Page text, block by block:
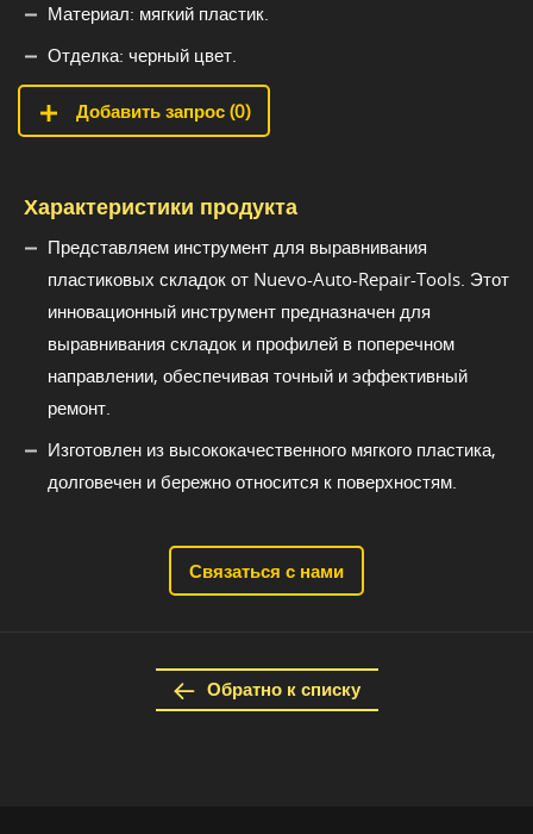
Материал: мягкий пластик.
Отделка: черный цвет.
Добавить запрос (0)
Характеристики продукта
Представляем инструмент для выравнивания
пластиковых складок от Nuevo-Auto-Repair-Tools. Этот
инновационный инструмент предназначен для
выравнивания складок и профилей в поперечном
направлении, обеспечивая точный и эффективный
ремонт.
Изготовлен из высококачественного мягкого пластика,
долговечен и бережно относится к поверхностям.
Связаться с нами
Обратно к списку